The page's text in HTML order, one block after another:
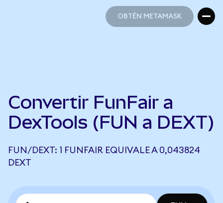
OBTÉN METAMASK
Convertir FunFair a
DexTools (FUN a DEXT)
FUN/DEXT: 1 FUNFAIR EQUIVALE A 0,043824
DEXT